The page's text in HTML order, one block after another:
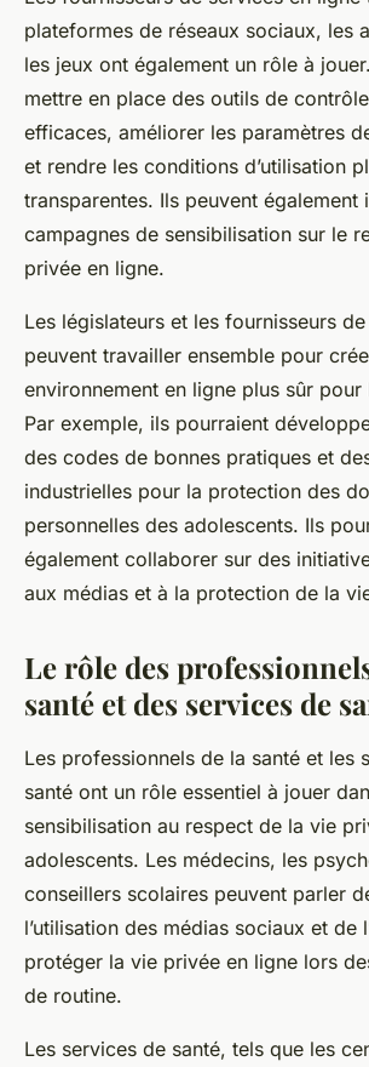
plateformes de réseaux sociaux, les
les jeux ont également un rôle à
mettre en place des outils de
efficaces, améliorer les paramètres
et rendre les conditions d’utilisation
transparentes. Ils peuvent également
campagnes de sensibilisation sur le
privée en ligne.
Les législateurs et les fournisseurs
peuvent travailler ensemble pour
environnement en ligne plus sûr pour
Par exemple, ils pourraient
des codes de bonnes pratiques et
industrielles pour la protection des
personnelles des adolescents. Ils
également collaborer sur des
aux médias et à la protection de la
Le rôle des
santé et des services de
Les professionnels de la santé et les
santé ont un rôle essentiel à jouer
sensibilisation au respect de la vie
adolescents. Les médecins, les
conseillers scolaires peuvent parler
l’utilisation des médias sociaux et de
protéger la vie privée en ligne lors
de routine.
Les services de santé, tels que les